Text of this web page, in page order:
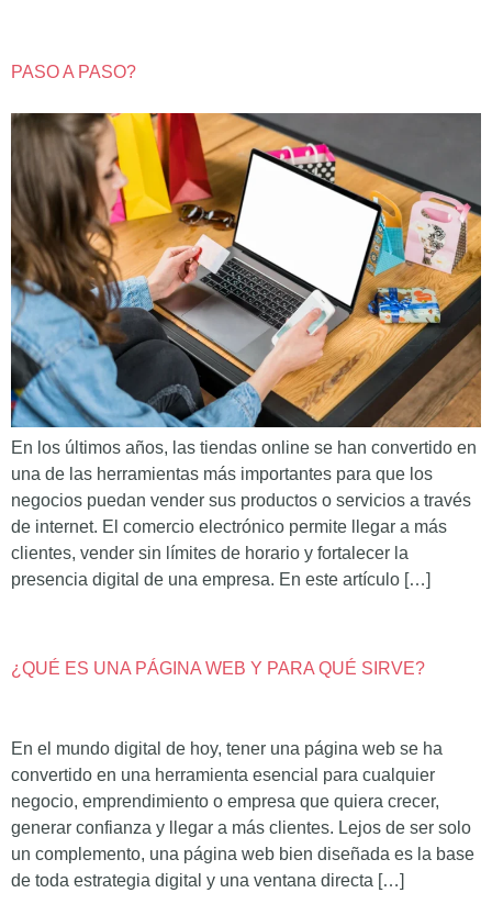
PASO A PASO?
En los últimos años, las tiendas online se han convertido en
una de las herramientas más importantes para que los
negocios puedan vender sus productos o servicios a través
de internet. El comercio electrónico permite llegar a más
clientes, vender sin límites de horario y fortalecer la
presencia digital de una empresa. En este artículo […]
¿QUÉ ES UNA PÁGINA WEB Y PARA QUÉ SIRVE?
En el mundo digital de hoy, tener una página web se ha
convertido en una herramienta esencial para cualquier
negocio, emprendimiento o empresa que quiera crecer,
generar confianza y llegar a más clientes. Lejos de ser solo
un complemento, una página web bien diseñada es la base
de toda estrategia digital y una ventana directa […]